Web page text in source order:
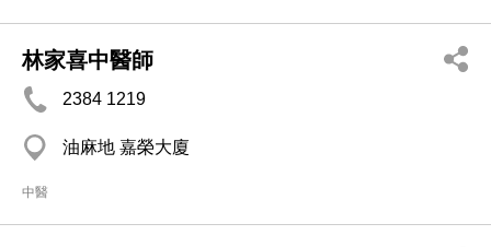
林家喜中醫師
2384 1219
油麻地 嘉榮大廈
中醫